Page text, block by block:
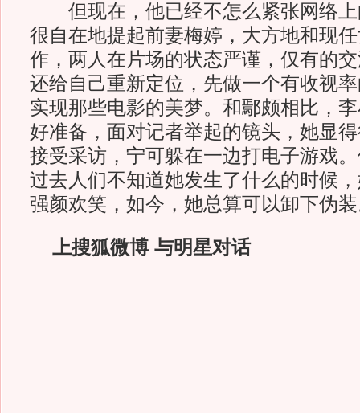
但现在，他已经不怎么紧张网络上
很自在地提起前妻梅婷，大方地和现
作，两人在片场的状态严谨，仅有的
还给自己重新定位，先做一个有收视
实现那些电影的美梦。和鄢颇相比，
好准备，面对记者举起的镜头，她显
接受采访，宁可躲在一边打电子游戏
过去人们不知道她发生了什么的时候
强颜欢笑，如今，她总算可以卸下伪
上搜狐微博 与明星对话